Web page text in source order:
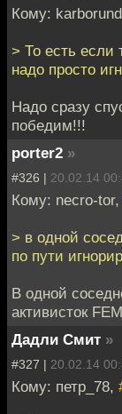
Кому:
> То есть если
надо просто
Надо сразу
победим!!!
porter2 »
#326 | 20.02.14
Кому: necro-tor,
> в одной
по пути
В одной
активисток
Дадли Смит »
#327 | 20.02.14
Кому: петр_78,